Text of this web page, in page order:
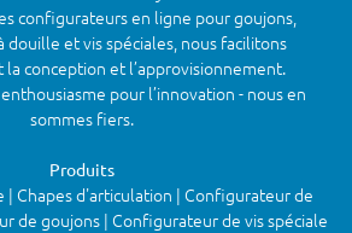
configurateurs en ligne pour goujons,
douille et vis spéciales, nous facilitons
conception et l’approvisionnement.
pour l’innovation - nous en
sommes fiers.
Produits
| Chapes d'articulation | Configurateur de
de goujons | Configurateur de vis spéciale